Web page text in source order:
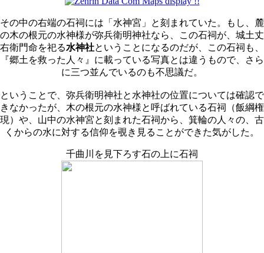
その中の右端の石祠には「水神宮」と刻まれていた。もし、麓
の木の根元の水神様が弥兵衛明神社なら、この石祠が、城土丈
右衛門命を祀る水神社ということになるのだが、この石祠も、
『郷土を救った人々』に載っている写真とは違うもので、さら
に三つ並んでいるのも不思議だ。
ということで、弥兵衛明神社と水神社の位置については確認で
きなかったが、木の根元の水神様と呼ばれている石祠（飯綱権
現）や、山中の水神宮と刻まれた石祠から、箕輪の人々の、古
くからの水に対する信仰を覗き見ることができた気がした。
千曲川を見下ろす石の上に石祠